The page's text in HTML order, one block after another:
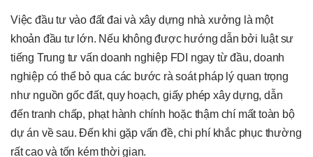
Việc đầu tư vào đất đai và xây dựng nhà xưởng là một
khoản đầu tư lớn. Nếu không được hướng dẫn bởi luật sư
tiếng Trung tư vấn doanh nghiệp FDI ngay từ đầu, doanh
nghiệp có thể bỏ qua các bước rà soát pháp lý quan trọng
như nguồn gốc đất, quy hoạch, giấy phép xây dựng, dẫn
đến tranh chấp, phạt hành chính hoặc thậm chí mất toàn bộ
dự án về sau. Đến khi gặp vấn đề, chi phí khắc phục thường
rất cao và tốn kém thời gian.